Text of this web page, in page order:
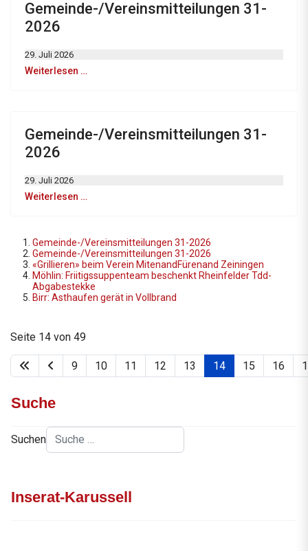
Gemeinde-/Vereinsmitteilungen 31-
2026
29. Juli 2026
Weiterlesen …
Gemeinde-/Vereinsmitteilungen 31-
2026
29. Juli 2026
Weiterlesen …
Gemeinde-/Vereinsmitteilungen 31-2026
Gemeinde-/Vereinsmitteilungen 31-2026
«Grillieren» beim Verein MitenandFürenand Zeiningen
Möhlin: Friitigssuppenteam beschenkt Rheinfelder Tdd-
Abgabestekke
Birr: Asthaufen gerät in Vollbrand
Seite 14 von 49
9 10 11 12 13 14 15 16
Suche
Suchen
Inserat-Karussell